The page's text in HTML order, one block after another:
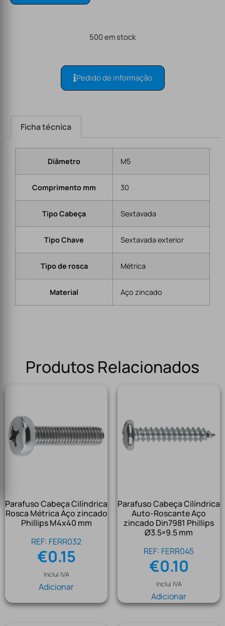
500 em stock
Pedido de informação
Ficha técnica
Diâmetro M5
Comprimento mm 30
Tipo Cabeça Sextavada
Tipo Chave Sextavada exterior
Tipo de rosca Métrica
Material Aço zincado
Produtos Relacionados
Parafuso Cabeça Cilíndrica
Rosca Métrica Aço zincado
Phillips M4x40 mm
REF: FERR032
€0.15
Inclui IVA
Adicionar
Parafuso Cabeça Cilíndrica
Auto-Roscante Aço
zincado Din7981 Phillips
Ø3.5×9.5 mm
REF: FERR045
€0.10
Inclui IVA
Adicionar